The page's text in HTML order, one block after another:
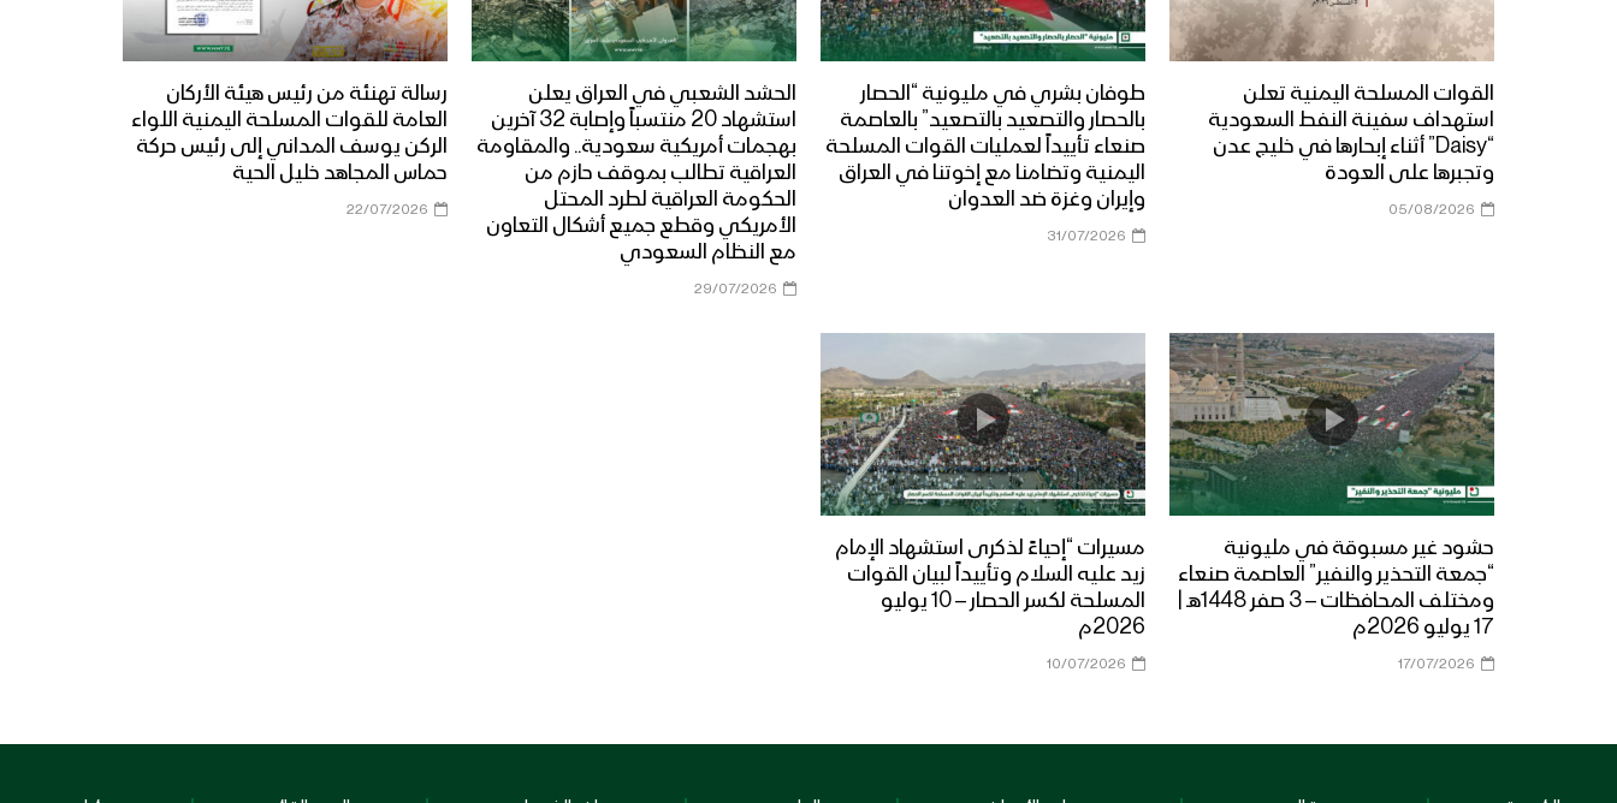
القوات المسلحة اليمنية تعلن
استهداف سفينة النفط السعودية
“Daisy” أثناء إبحارها في خليج عدن
وتجبرها على العودة
05/08/2026
طوفان بشري في مليونية “الحصار
بالحصار والتصعيد بالتصعيد” بالعاصمة
صنعاء تأييداً لعمليات القوات المسلحة
اليمنية وتضامنا مع إخوتنا في العراق
وإيران وغزة ضد العدوان
31/07/2026
الحشد الشعبي في العراق يعلن
استشهاد 20 منتسباً وإصابة 32 آخرين
بهجمات أمريكية سعودية.. والمقاومة
العراقية تطالب بموقف حازم من
الحكومة العراقية لطرد المحتل
الأمريكي وقطع جميع أشكال التعاون
مع النظام السعودي
29/07/2026
رسالة تهنئة من رئيس هيئة الأركان
العامة للقوات المسلحة اليمنية اللواء
الركن يوسف المداني إلى رئيس حركة
حماس المجاهد خليل الحية
22/07/2026
حشود غير مسبوقة في مليونية
“جمعة التحذير والنفير” العاصمة صنعاء
ومختلف المحافظات – 3 صفر 1448هـ |
17 يوليو 2026م
17/07/2026
مسيرات “إحياءً لذكرى استشهاد الإمام
زيد عليه السلام وتأييداً لبيان القوات
المسلحة لكسر الحصار – 10 يوليو
2026م
10/07/2026